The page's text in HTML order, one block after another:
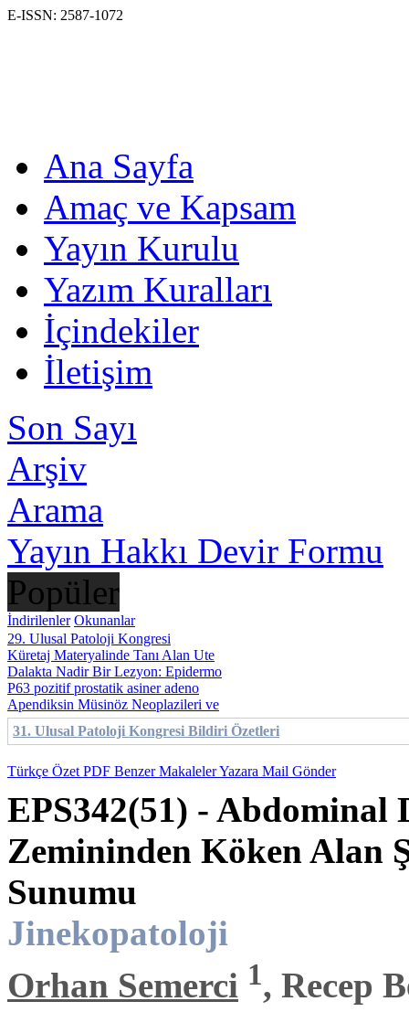
E-ISSN: 2587-1072
Ana Sayfa
Amaç ve Kapsam
Yayın Kurulu
Yazım Kuralları
İçindekiler
İletişim
Son Sayı
Arşiv
Arama
Yayın Hakkı Devir Formu
Popüler
İndirilenler Okunanlar
29. Ulusal Patoloji Kongresi
Küretaj Materyalinde Tanı Alan Ute
Dalakta Nadir Bir Lezyon: Epidermo
P63 pozitif prostatik asiner adeno
Apendiksin Müsinöz Neoplazileri ve
31. Ulusal Patoloji Kongresi Bildiri Özetleri
Türkçe Özet PDF Benzer MakalelerYazara Mail Gönder
EPS342(51) - Abdominal
Zemininden Köken Alan
Sunumu
Jinekopatoloji
Orhan Semerci 1, Recep